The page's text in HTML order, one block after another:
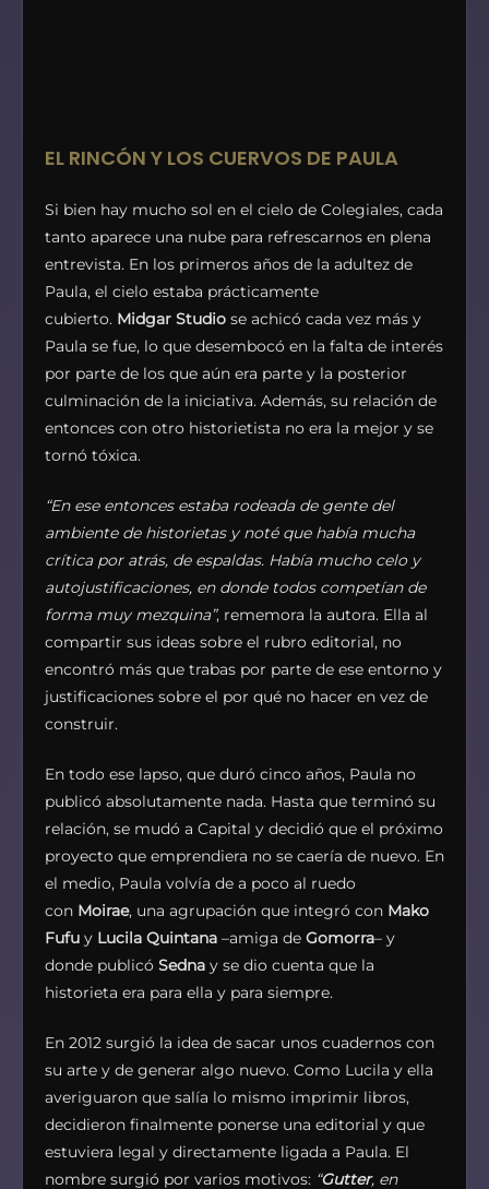
EL RINCÓN Y LOS CUERVOS DE PAULA
Si bien hay mucho sol en el cielo de Colegiales, cada
tanto aparece una nube para refrescarnos en plena
entrevista. En los primeros años de la adultez de
Paula, el cielo estaba prácticamente
cubierto. Midgar Studio se achicó cada vez más y
Paula se fue, lo que desembocó en la falta de interés
por parte de los que aún era parte y la posterior
culminación de la iniciativa. Además, su relación de
entonces con otro historietista no era la mejor y se
tornó tóxica.
“En ese entonces estaba rodeada de gente del
ambiente de historietas y noté que había mucha
crítica por atrás, de espaldas. Había mucho celo y
autojustificaciones, en donde todos competían de
forma muy mezquina”, rememora la autora. Ella al
compartir sus ideas sobre el rubro editorial, no
encontró más que trabas por parte de ese entorno y
justificaciones sobre el por qué no hacer en vez de
construir.
En todo ese lapso, que duró cinco años, Paula no
publicó absolutamente nada. Hasta que terminó su
relación, se mudó a Capital y decidió que el próximo
proyecto que emprendiera no se caería de nuevo. En
el medio, Paula volvía de a poco al ruedo
con Moirae, una agrupación que integró con Mako
Fufu y Lucila Quintana –amiga de Gomorra– y
donde publicó Sedna y se dio cuenta que la
historieta era para ella y para siempre.
En 2012 surgió la idea de sacar unos cuadernos con
su arte y de generar algo nuevo. Como Lucila y ella
averiguaron que salía lo mismo imprimir libros,
decidieron finalmente ponerse una editorial y que
estuviera legal y directamente ligada a Paula. El
nombre surgió por varios motivos: “Gutter, en